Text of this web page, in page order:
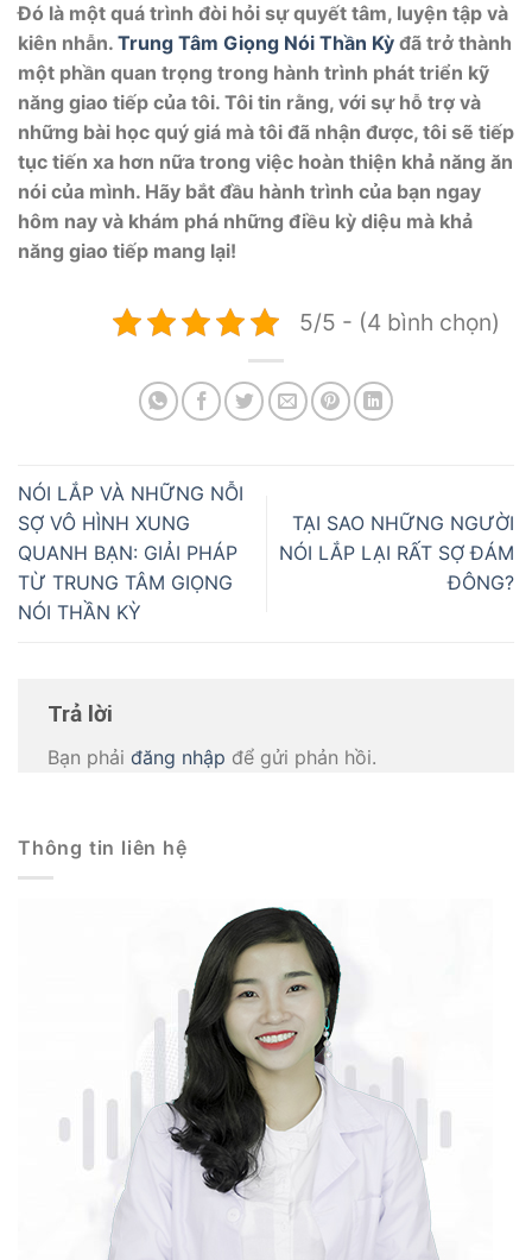
Đó là một quá trình đòi hỏi sự quyết tâm, luyện tập và
kiên nhẫn. Trung Tâm Giọng Nói Thần Kỳ đã trở thành
một phần quan trọng trong hành trình phát triển kỹ
năng giao tiếp của tôi. Tôi tin rằng, với sự hỗ trợ và
những bài học quý giá mà tôi đã nhận được, tôi sẽ tiếp
tục tiến xa hơn nữa trong việc hoàn thiện khả năng ăn
nói của mình. Hãy bắt đầu hành trình của bạn ngay
hôm nay và khám phá những điều kỳ diệu mà khả
năng giao tiếp mang lại!
5/5 - (4 bình chọn)
NÓI LẮP VÀ NHỮNG NỖI
SỢ VÔ HÌNH XUNG
QUANH BẠN: GIẢI PHÁP
TỪ TRUNG TÂM GIỌNG
NÓI THẦN KỲ
TẠI SAO NHỮNG NGƯỜI
NÓI LẮP LẠI RẤT SỢ ĐÁM
ĐÔNG?
Trả lời
Bạn phải đăng nhập để gửi phản hồi.
Thông tin liên hệ